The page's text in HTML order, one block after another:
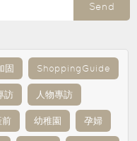
Send
固 ShoppingGuide
訪 人物專訪
前 幼稚園 孕婦